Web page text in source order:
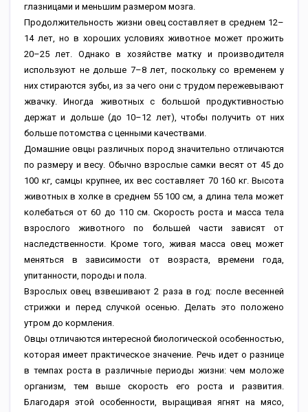
глазницами и меньшим размером мозга.
Продолжительность жизни овец составляет в среднем 12–
14 лет, но в хороших условиях животное может прожить
20–25 лет. Однако в хозяйстве матку и производителя
используют не дольше 7–8 лет, поскольку со временем у
них стираются зубы, из за чего они с трудом пережевывают
жвачку. Иногда животных с большой продуктивностью
держат и дольше (до 10–12 лет), чтобы получить от них
больше потомства с ценными качествами.
Домашние овцы различных пород значительно отличаются
по размеру и весу. Обычно взрослые самки весят от 45 до
100 кг, самцы крупнее, их вес составляет 70 160 кг. Высота
животных в холке в среднем 55 100 см, а длина тела может
колебаться от 60 до 110 см. Скорость роста и масса тела
взрослого животного по большей части зависят от
наследственности. Кроме того, живая масса овец может
меняться в зависимости от возраста, времени года,
упитанности, породы и пола.
Взрослых овец взвешивают 2 раза в год: после весенней
стрижки и перед случкой осенью. Делать это положено
утром до кормления.
Овцы отличаются интересной биологической особенностью,
которая имеет практическое значение. Речь идет о разнице
в темпах роста в различные периоды жизни: чем моложе
организм, тем выше скорость его роста и развития.
Благодаря этой особенности, выращивая ягнят на мясо,